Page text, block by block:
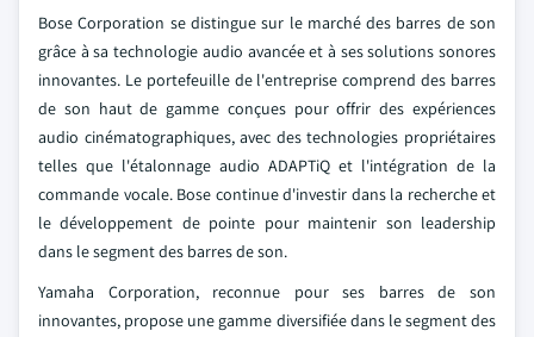
Bose Corporation se distingue sur le marché des barres de son
grâce à sa technologie audio avancée et à ses solutions sonores
innovantes. Le portefeuille de l'entreprise comprend des barres
de son haut de gamme conçues pour offrir des expériences
audio cinématographiques, avec des technologies propriétaires
telles que l'étalonnage audio ADAPTiQ et l'intégration de la
commande vocale. Bose continue d'investir dans la recherche et
le développement de pointe pour maintenir son leadership
dans le segment des barres de son.
Yamaha Corporation, reconnue pour ses barres de son
innovantes, propose une gamme diversifiée dans le segment des